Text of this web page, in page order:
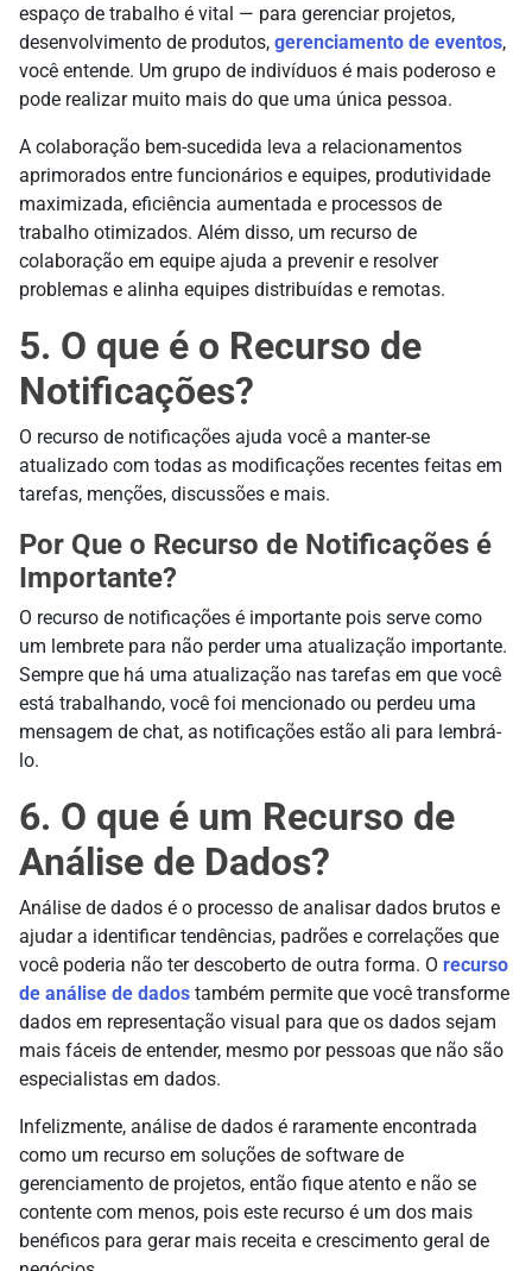
espaço de trabalho é vital — para gerenciar projetos,
desenvolvimento de produtos, gerenciamento de eventos,
você entende. Um grupo de indivíduos é mais poderoso e
pode realizar muito mais do que uma única pessoa.
A colaboração bem-sucedida leva a relacionamentos
aprimorados entre funcionários e equipes, produtividade
maximizada, eficiência aumentada e processos de
trabalho otimizados. Além disso, um recurso de
colaboração em equipe ajuda a prevenir e resolver
problemas e alinha equipes distribuídas e remotas.
5. O que é o Recurso de
Notificações?
O recurso de notificações ajuda você a manter-se
atualizado com todas as modificações recentes feitas em
tarefas, menções, discussões e mais.
Por Que o Recurso de Notificações é
Importante?
O recurso de notificações é importante pois serve como
um lembrete para não perder uma atualização importante.
Sempre que há uma atualização nas tarefas em que você
está trabalhando, você foi mencionado ou perdeu uma
mensagem de chat, as notificações estão ali para lembrá-
lo.
6. O que é um Recurso de
Análise de Dados?
Análise de dados é o processo de analisar dados brutos e
ajudar a identificar tendências, padrões e correlações que
você poderia não ter descoberto de outra forma. O recurso
de análise de dados também permite que você transforme
dados em representação visual para que os dados sejam
mais fáceis de entender, mesmo por pessoas que não são
especialistas em dados.
Infelizmente, análise de dados é raramente encontrada
como um recurso em soluções de software de
gerenciamento de projetos, então fique atento e não se
contente com menos, pois este recurso é um dos mais
benéficos para gerar mais receita e crescimento geral de